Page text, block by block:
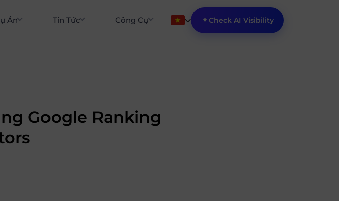
Án Tin Tức Công Cụ Check AI Visibility
Google Ranking